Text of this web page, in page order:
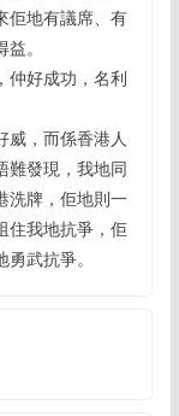
佢地有議席、有
。
仲好成功，名利
威，而係香港人
難發現，我地同
洗牌，佢地則一
住我地抗爭，佢
武抗爭。